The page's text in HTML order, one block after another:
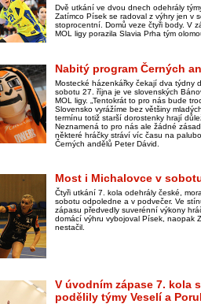
Dvě utkání ve dvou dnech odehrály
Zatímco Písek se radoval z výhry jen v
stoprocentní. Domů veze čtyři body. V
MOL ligy porazila Slavia Prha tým
Nabitý program Černých
Mostecké házenkářky čekají dva týdny
sobotu 27. října je ve slovenských
MOL ligy. „Tentokrát to pro nás bude
Slovensko vyrážíme bez většiny
termínu totiž starší dorostenky hrají
Neznamená to pro nás ale žádné
některé hráčky stráví víc času na
Černých andělů Peter Dávid.
Most i Michalovce v
Čtyři utkání 7. kola odehrály české,
sobotu odpoledne a v podvečer. Ve
zápasu předvedly suverénní výkony
domácí výhru vybojoval Písek, naopak
nestačil.
V úvodním zápase 7. kola
podělily týmy Veselí a